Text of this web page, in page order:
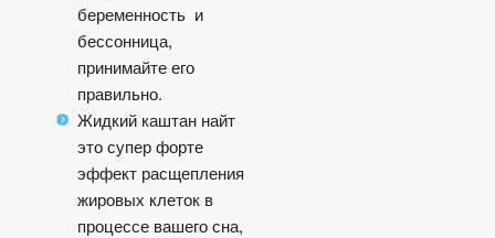
беременность и
бессонница,
принимайте его
правильно.
Жидкий каштан найт
это супер форте
эффект расщепления
жировых клеток в
процессе вашего сна,